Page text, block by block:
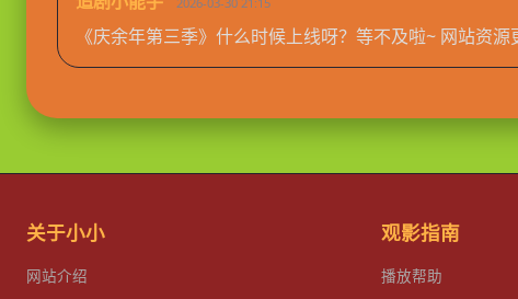
《庆余年第三季》什么时候上线呀？等不及啦~ 网站资源
关于小小
网站介绍
观影指南
播放帮助